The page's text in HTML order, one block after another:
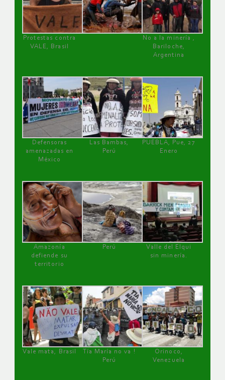
Protestas contra
VALE, Brasil
No a la minería ,
Bariloche,
Argentina
Defensoras
amenazadas en
México
Las Bambas,
Perú
PUEBLA, Pue, 27
Enero
Amazonía
defiende su
territorio
Perú
Valle del Elqui
sin minería.
Vale mata, Brasil
Tía María no va !
Perú
Orinoco,
Venezuela